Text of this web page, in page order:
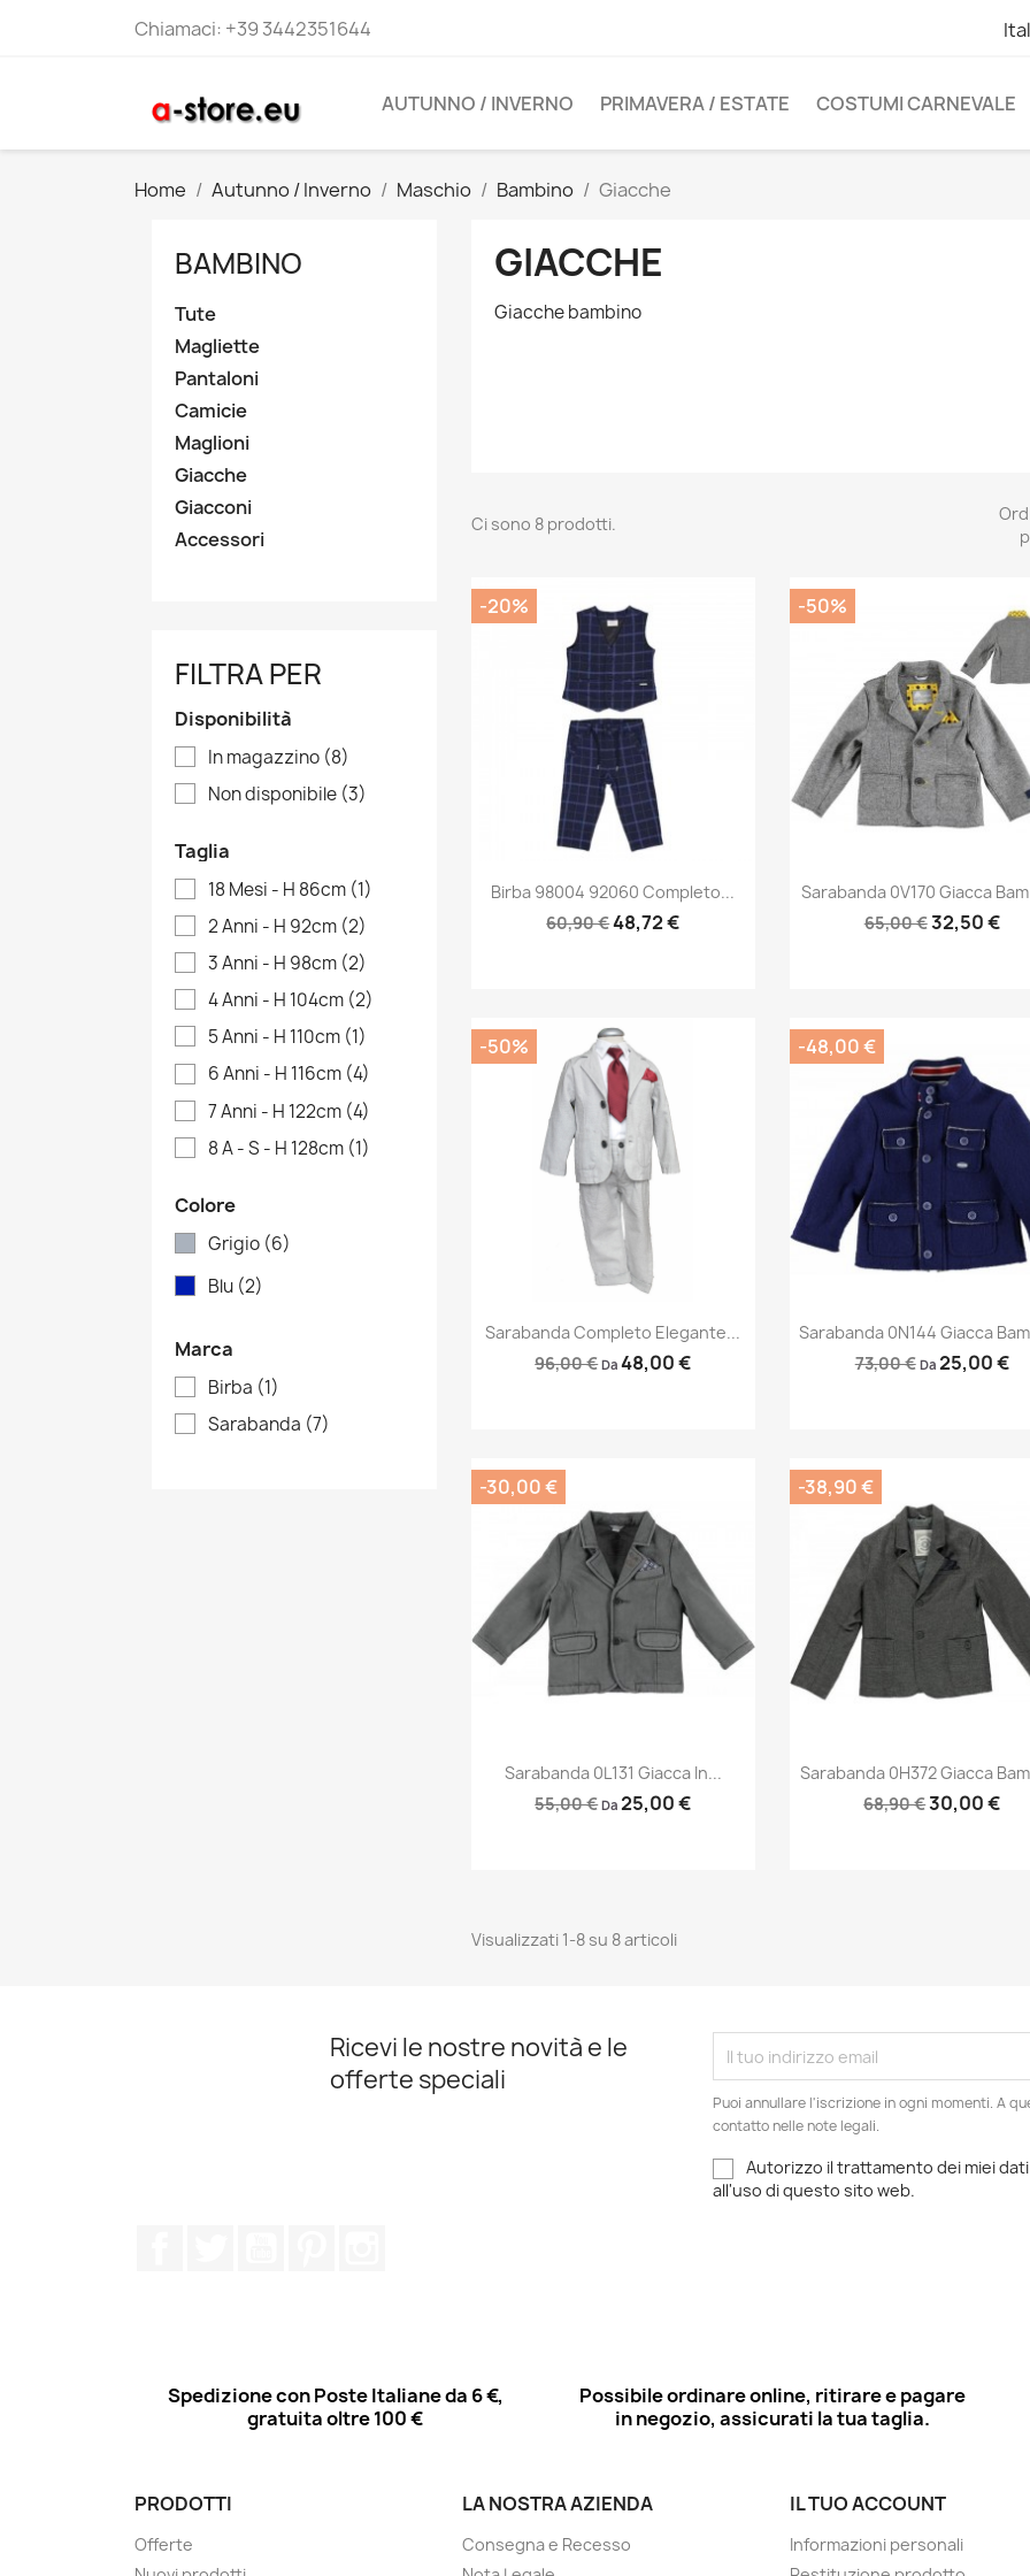
Chiamaci: +39 3442351644
AUTUNNO / INVERNO PRIMAVERA / ESTATE COSTUMI CARNEVALE
Home Autunno / Inverno Maschio Bambino Giacche
BAMBINO
Tute
Magliette
Pantaloni
Camicie
Maglioni
Giacche
Giacconi
Accessori
FILTRA PER
Disponibilità
In magazzino (8)
Non disponibile (3)
Taglia
18 Mesi - H 86cm (1)
2 Anni - H 92cm (2)
3 Anni - H 98cm (2)
4 Anni - H 104cm (2)
5 Anni - H 110cm (1)
6 Anni - H 116cm (4)
7 Anni - H 122cm (4)
8 A - S - H 128cm (1)
Colore
Grigio (6)
Blu (2)
Marca
Birba (1)
Sarabanda (7)
GIACCHE
Giacche bambino
Ci sono 8 prodotti.
Anteprima
Birba 98004 92060 Completo...
60,90 €48,72 €
-20%
Anteprima
Sarabanda 0V170 Giacca
65,00 €32,50 €
-50%
Anteprima
Sarabanda Completo Elegante...
96,00 € Da48,00 €
-50%
Anteprima
Sarabanda 0N144 Giacca
73,00 € Da 25,00 €
-48,00 €
Anteprima
Sarabanda 0L131 Giacca In...
55,00 € Da 25,00 €
-30,00 €
Anteprima
Sarabanda 0H372 Giacca
68,90 €30,00 €
-38,90 €
Visualizzati 1-8 su 8 articoli
Ricevi le nostre novità e le
offerte speciali
Puoi annullare l'iscrizione in ogni momenti. A
contatto nelle note legali.
Autorizzo il trattamento dei miei
all'uso di questo sito web.
Spedizione con Poste Italiane da 6 €,
gratuita oltre 100 €
Possibile ordinare online, ritirare e pagare
in negozio, assicurati la tua taglia.
PRODOTTI
Offerte
LA NOSTRA AZIENDA
Consegna e Recesso
IL TUO ACCOUNT
Informazioni personali